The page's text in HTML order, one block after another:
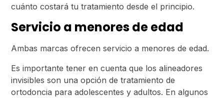
cuánto costará tu tratamiento desde el principio.
Servicio a menores de edad
Ambas marcas ofrecen servicio a menores de edad.
Es importante tener en cuenta que los alineadores
invisibles son una opción de tratamiento de
ortodoncia para adolescentes y adultos. En algunos